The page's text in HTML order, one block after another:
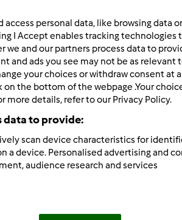
Pão de Ló de lima
Iogurte vegetal de coco
0
access personal data, like browsing data
I Accept enables tracking technologies
we and our partners process data to
and ads you see may not be as relevant
your choices or withdraw consent at
the bottom of the webpage .Your
more details, refer to our Privacy Policy.
data to provide:
scan device characteristics for
a device. Personalised advertising and
audience research and services